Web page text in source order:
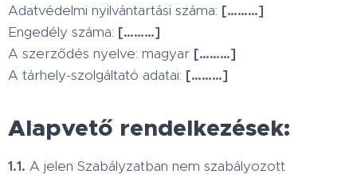
Adatvédelmi nyilvántartási száma: [………]
Engedély száma: [………]
A szerződés nyelve: magyar [………]
A tárhely-szolgáltató adatai: [………]
Alapvető rendelkezések:
1.1. A jelen Szabályzatban nem szabályozott